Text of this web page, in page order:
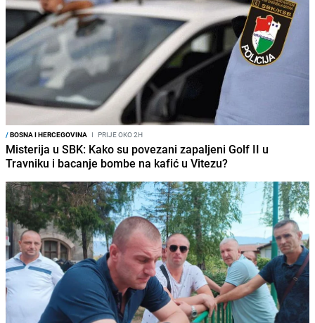
/BOSNA I HERCEGOVINA I PRIJE OKO 2H
Misterija u SBK: Kako su povezani zapaljeni Golf II u
Travniku i bacanje bombe na kafić u Vitezu?